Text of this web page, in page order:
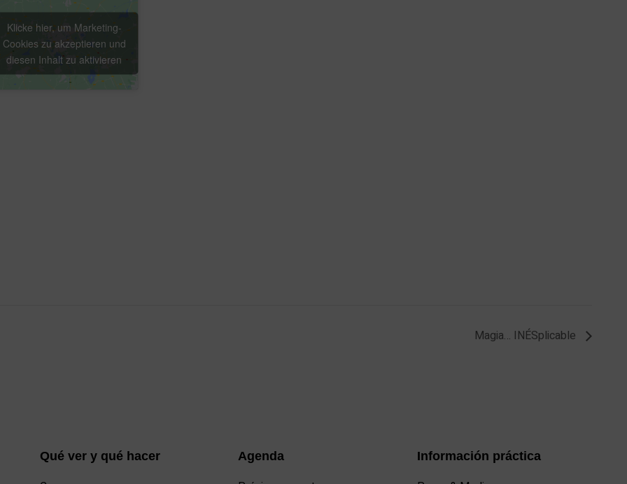
Klicke hier, um Marketing-
Cookies zu akzeptieren und
diesen Inhalt zu aktivieren
Magia… INÉSplicable
Qué ver y qué hacer Agenda Información práctica